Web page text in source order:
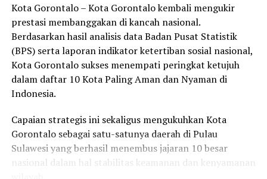
Kota Gorontalo – Kota Gorontalo kembali mengukir
prestasi membanggakan di kancah nasional.
Berdasarkan hasil analisis data Badan Pusat Statistik
(BPS) serta laporan indikator ketertiban sosial nasional,
Kota Gorontalo sukses menempati peringkat ketujuh
dalam daftar 10 Kota Paling Aman dan Nyaman di
Indonesia.
Capaian strategis ini sekaligus mengukuhkan Kota
Gorontalo sebagai satu-satunya daerah di Pulau
Sulawesi yang berhasil menembus jajaran 10 besar
nasional dalam hal stabilitas keamanan dan kenyamanan